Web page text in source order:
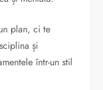
plan, ci te
și
într-un stil